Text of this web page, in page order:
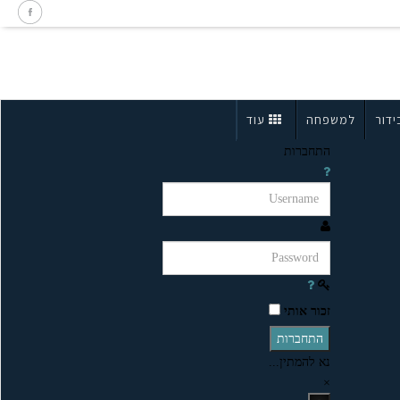
למשפחה עוד
התחברות
זכור אותי
התחברות
נא להמתין...
×